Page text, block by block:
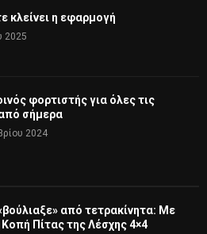
κλείνει η εφαρμογή
2025
φορτιστής για όλες τις
σήμερα
2024
από τετρακίνητα: Με
Κοπή Πίτας της Λέσχης 4×4